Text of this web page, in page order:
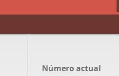
Número actual